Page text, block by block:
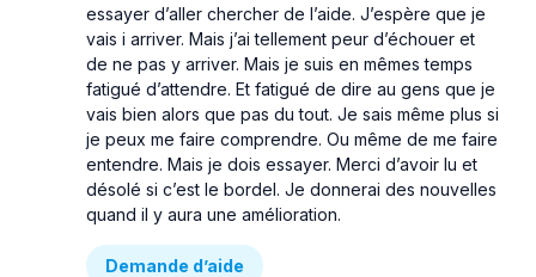
essayer d’aller chercher de l’aide. J’espère que je
vais i arriver. Mais j’ai tellement peur d’échouer et
de ne pas y arriver. Mais je suis en mêmes temps
fatigué d’attendre. Et fatigué de dire au gens que je
vais bien alors que pas du tout. Je sais même plus si
je peux me faire comprendre. Ou même de me faire
entendre. Mais je dois essayer. Merci d’avoir lu et
désolé si c’est le bordel. Je donnerai des nouvelles
quand il y aura une amélioration.
Demande d’aide